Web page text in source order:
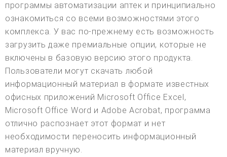
программы автоматизации аптек и принципиально
ознакомиться со всеми возможностями этого
комплекса. У вас по-прежнему есть возможность
загрузить даже премиальные опции, которые не
включены в базовую версию этого продукта.
Пользователи могут скачать любой
информационный материал в формате известных
офисных приложений Microsoft Office Excel,
Microsoft Office Word и Adobe Acrobat, программа
отлично распознает этот формат и нет
необходимости переносить информационный
материал вручную.